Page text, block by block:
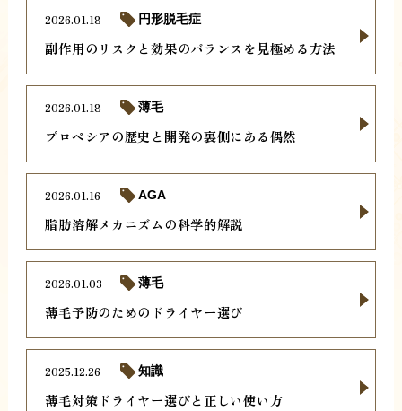
副作用のリスクと効果のバランスを見極める方法
2026.01.18 円形脱毛症
プロペシアの歴史と開発の裏側にある偶然
2026.01.18 薄毛
脂肪溶解メカニズムの科学的解説
2026.01.16 AGA
薄毛予防のためのドライヤー選び
2026.01.03 薄毛
薄毛対策ドライヤー選びと正しい使い方
2025.12.26 知識